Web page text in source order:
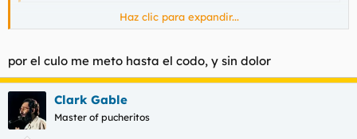
Haz clic para expandir...
por el culo me meto hasta el codo, y sin dolor
Clark Gable
Master of pucheritos